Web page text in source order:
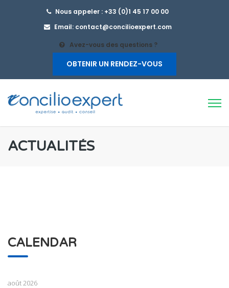
Nous appeler : +33 (0)1 45 17 00 00
Email: contact@concilioexpert.com
Avez-vous des questions ?
OBTENIR UN RENDEZ-VOUS
ACTUALITÉS
CALENDAR
août 2026